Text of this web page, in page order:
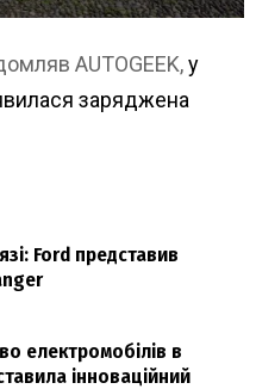
AUTOGEEK,у
заряджена
Ford представив
електромобілів в
інноваційний